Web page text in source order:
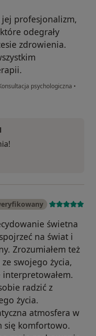
jej profesjonalizm,
odegrały
zdrowienia.
psychologiczna •
świetna
na świat i
Zrozumiałem też
swojego życia,
radzić z
życia.
atmosfera w
się komfortowo.